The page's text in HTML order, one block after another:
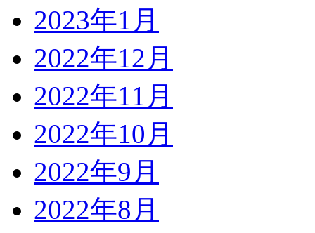
2023年1月
2022年12月
2022年11月
2022年10月
2022年9月
2022年8月